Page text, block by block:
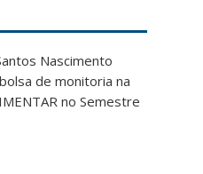
Nascimento
de monitoria na
no Semestre